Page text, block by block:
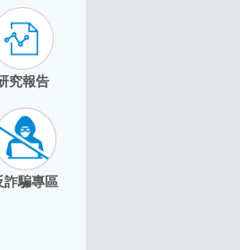
究報告
詐騙專區